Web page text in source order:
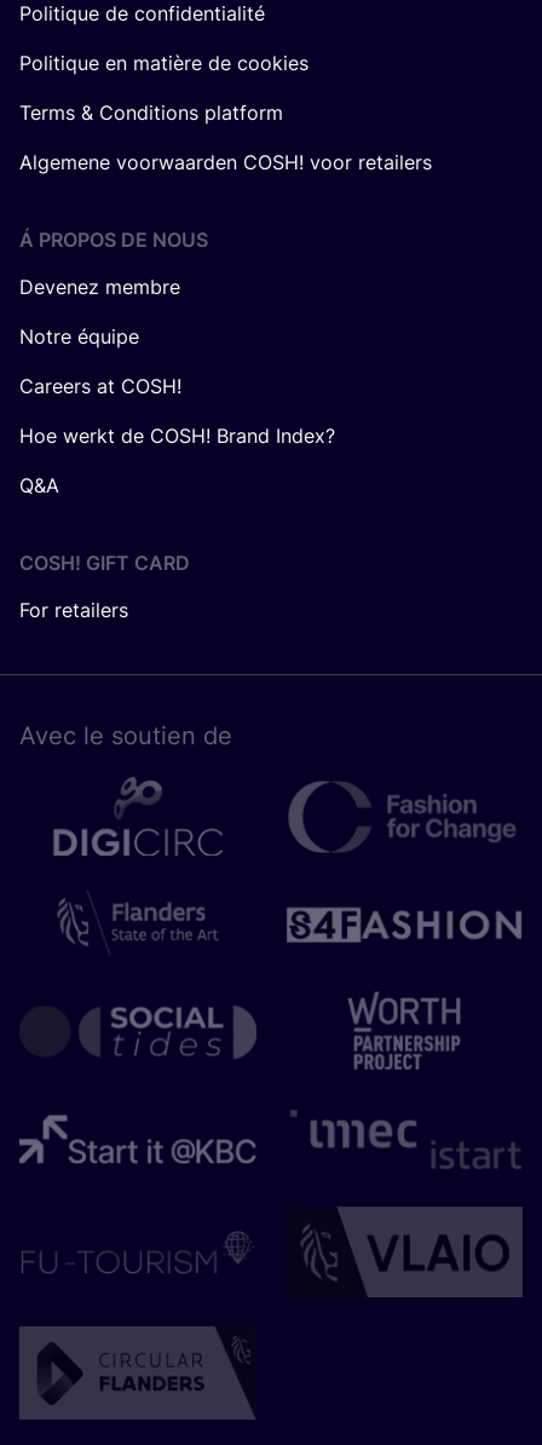
Politique de confidentialité
Politique en matière de cookies
Terms & Conditions platform
Algemene voorwaarden COSH! voor retailers
Á PROPOS DE NOUS
Devenez membre
Notre équipe
Careers at COSH!
Hoe werkt de COSH! Brand Index?
Q&A
COSH! GIFT CARD
For retailers
Avec le sou­tien de